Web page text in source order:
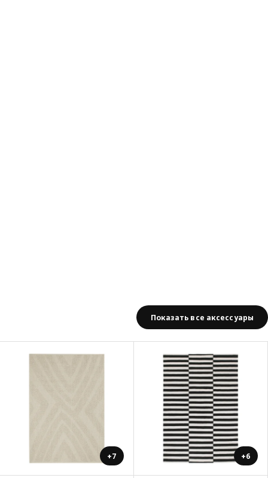
Показать все аксессуары
+7 +6